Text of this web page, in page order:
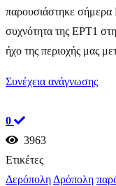
παρουσιάστηκε
συχνότητα της ΕΡΤ1
ήχο της περιοχής μας
Συνέχεια ανάγνωσης
0
3963
Ετικέτες
Δερόπολη Δρόπολη